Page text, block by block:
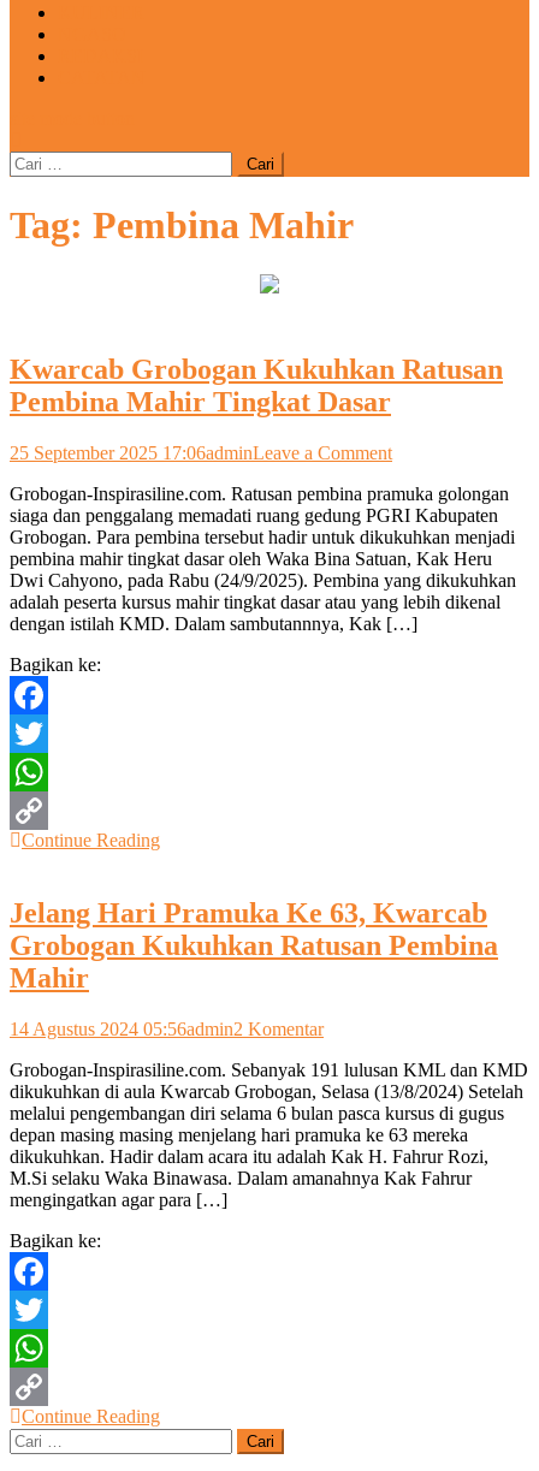
Cari
untuk:
Tag: Pembina Mahir
Kwarcab Grobogan Kukuhkan Ratusan
Pembina Mahir Tingkat Dasar
25 September 2025 17:06adminLeave a Commenton
Grobogan
Kukuhkan
Ratusan
Pembina
Mahir
Tingkat
Dasar
Grobogan-Inspirasiline.com. Ratusan pembina pramuka golongan
siaga dan penggalang memadati ruang gedung PGRI Kabupaten
Grobogan. Para pembina tersebut hadir untuk dikukuhkan menjadi
pembina mahir tingkat dasar oleh Waka Bina Satuan, Kak Heru
Dwi Cahyono, pada Rabu (24/9/2025). Pembina yang dikukuhkan
adalah peserta kursus mahir tingkat dasar atau yang lebih dikenal
dengan istilah KMD. Dalam sambutannnya, Kak […]
Bagikan ke:
Facebook
Twitter
WhatsApp
Copy
Continue Reading
Jelang Hari Pramuka Ke 63, Kwarcab
Grobogan Kukuhkan Ratusan Pembina
Mahir
14 Agustus 2024 05:56admin2 Komentarpada
Hari
Pramuka
Ke
63,
Kwarcab
Grobogan
Grobogan-Inspirasiline.com. Sebanyak 191 lulusan KML dan KMD
dikukuhkan di aula Kwarcab Grobogan, Selasa (13/8/2024) Setelah
melalui pengembangan diri selama 6 bulan pasca kursus di gugus
depan masing masing menjelang hari pramuka ke 63 mereka
dikukuhkan. Hadir dalam acara itu adalah Kak H. Fahrur Rozi,
M.Si selaku Waka Binawasa. Dalam amanahnya Kak Fahrur
mengingatkan agar para […]
Bagikan ke:
Facebook
Twitter
WhatsApp
Copy
Continue Reading
Cari
untuk: